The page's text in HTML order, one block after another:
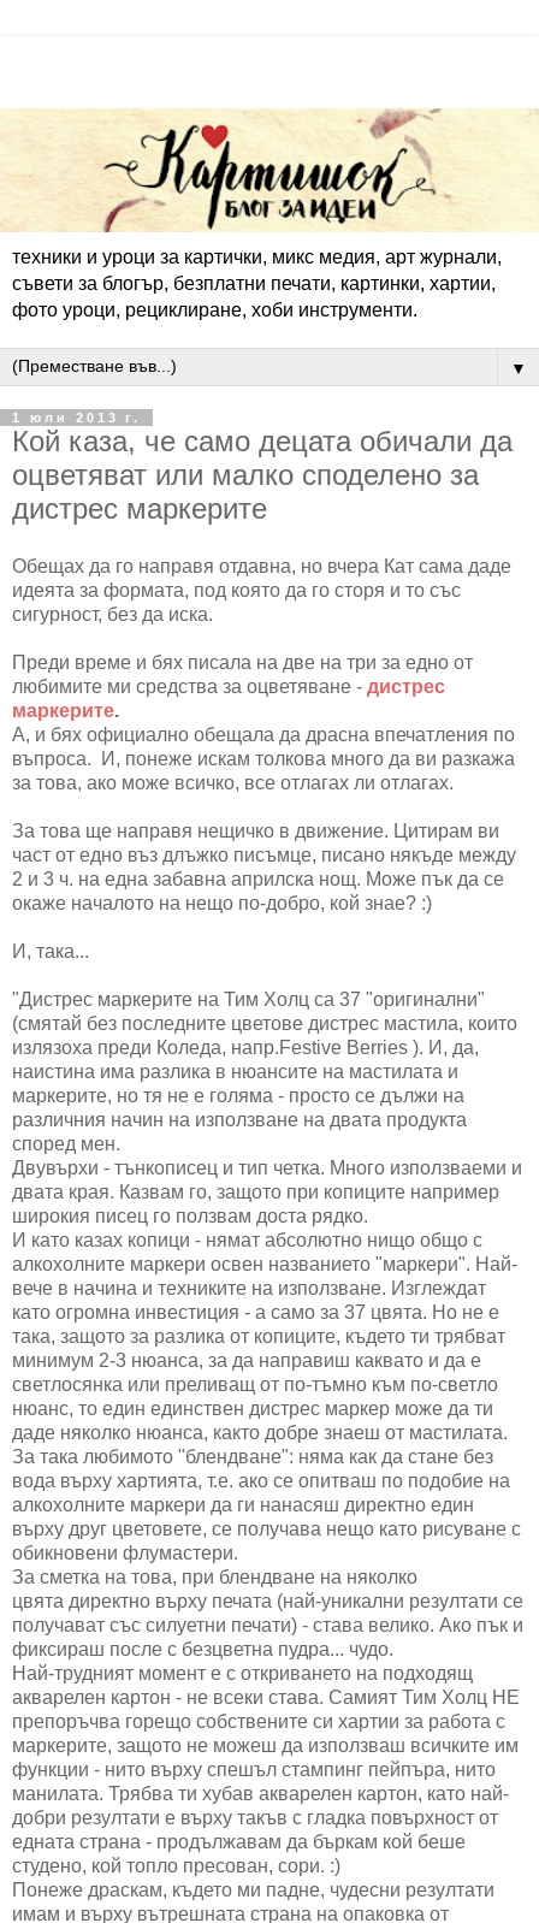
техники и уроци за картички, микс медия, арт журнали,
съвети за блогър, безплатни печати, картинки, хартии,
фото уроци, рециклиране, хоби инструменти.
▼
1 юли 2013 г.
Кой каза, че само децата обичали да
оцветяват или малко споделено за
дистрес маркерите
Обещах да го направя отдавна, но вчера Кат сама даде
идеята за формата, под която да го сторя и то със
сигурност, без да иска.
Преди време и бях писала на две на три за едно от
любимите ми средства за оцветяване - дистрес
маркерите.
А, и бях официално обещала да драсна впечатления по
въпроса. И, понеже искам толкова много да ви разкажа
за това, ако може всичко, все отлагах ли отлагах.
За това ще направя нещичко в движение. Цитирам ви
част от едно въз длъжко писъмце, писано някъде между
2 и 3 ч. на една забавна априлска нощ. Може пък да се
окаже началото на нещо по-добро, кой знае? :)
И, така...
"Дистрес маркерите на Тим Холц са 37 "оригинални"
(смятай без последните цветове дистрес мастила, които
излязоха преди Коледа, напр.Festive Berries ). И, да,
наистина има разлика в нюансите на мастилата и
маркерите, но тя не е голяма - просто се дължи на
различния начин на използване на двата продукта
според мен.
Двувърхи - тънкописец и тип четка. Много използваеми и
двата края. Казвам го, защото при копиците например
широкия писец го ползвам доста рядко.
И като казах копици - нямат абсолютно нищо общо с
алкохолните маркери освен названието "маркери". Най-
вече в начина и техниките на използване. Изглеждат
като огромна инвестиция - а само за 37 цвята. Но не е
така, защото за разлика от копиците, където ти трябват
минимум 2-3 нюанса, за да направиш каквато и да е
светлосянка или преливащ от по-тъмно към по-светло
нюанс, то един единствен дистрес маркер може да ти
даде няколко нюанса, както добре знаеш от мастилата.
За така любимото "блендване": няма как да стане без
вода върху хартията, т.е. ако се опитваш по подобие на
алкохолните маркери да ги нанасяш директно един
върху друг цветовете, се получава нещо като рисуване с
обикновени флумастери.
За сметка на това, при блендване на няколко
цвята директно върху печата (най-уникални резултати се
получават със силуетни печати) - става велико. Ако пък и
фиксираш после с безцветна пудра... чудо.
Най-трудният момент е с откриването на подходящ
акварелен картон - не всеки става. Самият Тим Холц НЕ
препоръчва горещо собствените си хартии за работа с
маркерите, защото не можеш да използваш всичките им
функции - нито върху спешъл стампинг пейпъра, нито
манилата. Трябва ти хубав акварелен картон, като най-
добри резултати е върху такъв с гладка повърхност от
едната страна - продължавам да бъркам кой беше
студено, кой топло пресован, сори. :)
Понеже драскам, където ми падне, чудесни резултати
имам и върху вътрешната страна на опаковка от